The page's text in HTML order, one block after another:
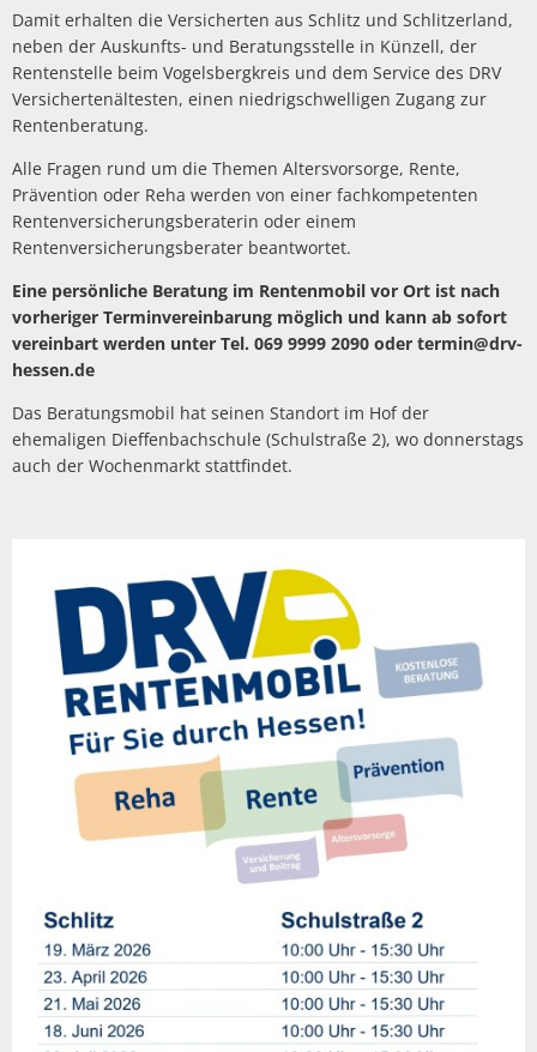
Damit erhalten die Versicherten aus Schlitz und Schlitzerland,
neben der Auskunfts- und Beratungsstelle in Künzell, der
Rentenstelle beim Vogelsbergkreis und dem Service des DRV
Versichertenältesten, einen niedrigschwelligen Zugang zur
Rentenberatung.
Alle Fragen rund um die Themen Altersvorsorge, Rente,
Prävention oder Reha werden von einer fachkompetenten
Rentenversicherungsberaterin oder einem
Rentenversicherungsberater beantwortet.
Eine persönliche Beratung im Rentenmobil vor Ort ist nach
vorheriger Terminvereinbarung möglich und kann ab sofort
vereinbart werden unter Tel. 069 9999 2090 oder termin@drv-
hessen.de
Das Beratungsmobil hat seinen Standort im Hof der
ehemaligen Dieffenbachschule (Schulstraße 2), wo donnerstags
auch der Wochenmarkt stattfindet.